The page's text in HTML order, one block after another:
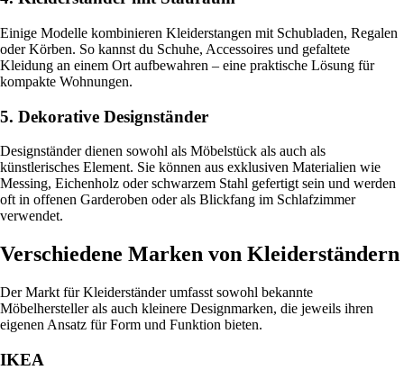
Einige Modelle kombinieren Kleiderstangen mit Schubladen, Regalen
oder Körben. So kannst du Schuhe, Accessoires und gefaltete
Kleidung an einem Ort aufbewahren – eine praktische Lösung für
kompakte Wohnungen.
5. Dekorative Designständer
Designständer dienen sowohl als Möbelstück als auch als
künstlerisches Element. Sie können aus exklusiven Materialien wie
Messing, Eichenholz oder schwarzem Stahl gefertigt sein und werden
oft in offenen Garderoben oder als Blickfang im Schlafzimmer
verwendet.
Verschiedene Marken von Kleiderständern
Der Markt für Kleiderständer umfasst sowohl bekannte
Möbelhersteller als auch kleinere Designmarken, die jeweils ihren
eigenen Ansatz für Form und Funktion bieten.
IKEA